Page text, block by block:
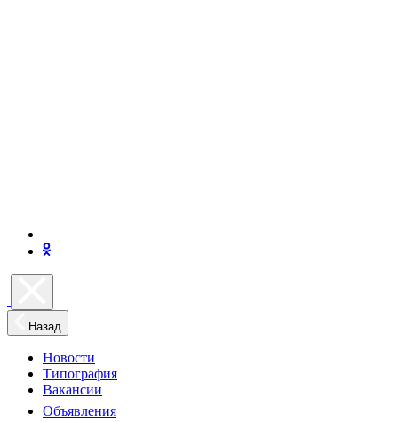
Назад
Новости
Типография
Вакансии
Объявления